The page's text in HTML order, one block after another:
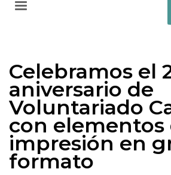
Celebramos el
aniversario de
Voluntariado
con elementos
impresión en
formato